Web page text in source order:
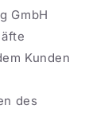
GmbH
Kunden
des